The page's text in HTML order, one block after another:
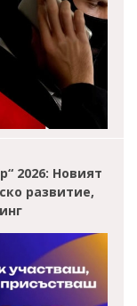
2026: Новият
развитие,